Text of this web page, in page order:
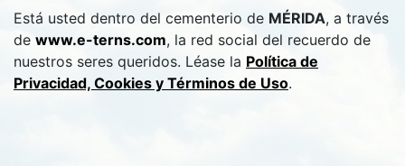
Está usted dentro del cementerio de MÉRIDA, a través
de www.e-terns.com, la red social del recuerdo de
nuestros seres queridos. Léase la Política de
Privacidad, Cookies y Términos de Uso.